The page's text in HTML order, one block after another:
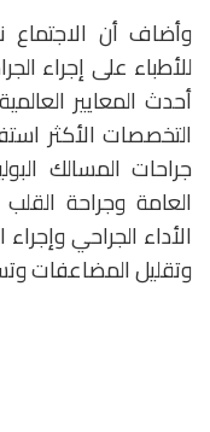
وأضاف أن الاجتماع
للأطباء على إجراء
أحدث المعايير
التخصصات الأكثر
جراحات المسالك
العامة وجراحة
الأداء الجراحي
وتقليل المضاعفات